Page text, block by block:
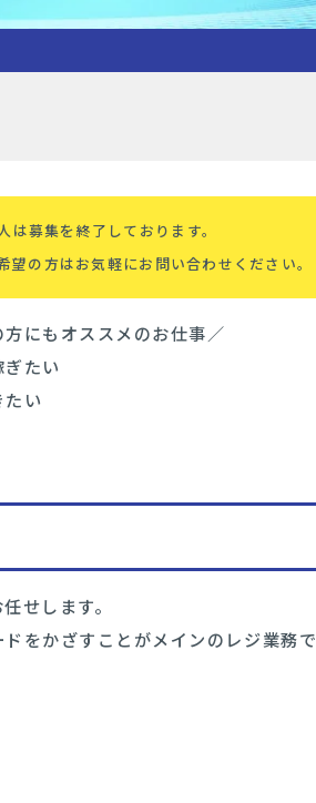
は募集を終了しております。
望の方はお気軽にお問い合わせください。
にもオススメのお仕事／
たい
い
せします。
をかざすことがメインのレジ業務で